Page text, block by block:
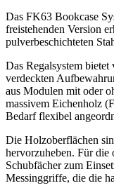
Das FK63 Bookcase
freistehenden Version
pulverbeschichteten
Das Regalsystem
verdeckten
aus Modulen mit oder
massivem Eichenholz
Bedarf flexibel
Die Holzoberflächen
hervorzuheben. Für die
Schubfächer zum
Messinggriffe, die die